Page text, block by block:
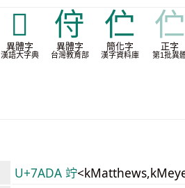
𥩽
異體字
漢語大字典
㑏
異體字
台灣教育部
伫
簡化字
漢字資料庫
伫
正字
第1批異
U+7ADA 竚